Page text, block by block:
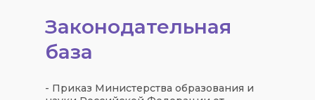
Законодательная
база
- Приказ Министерства образования и